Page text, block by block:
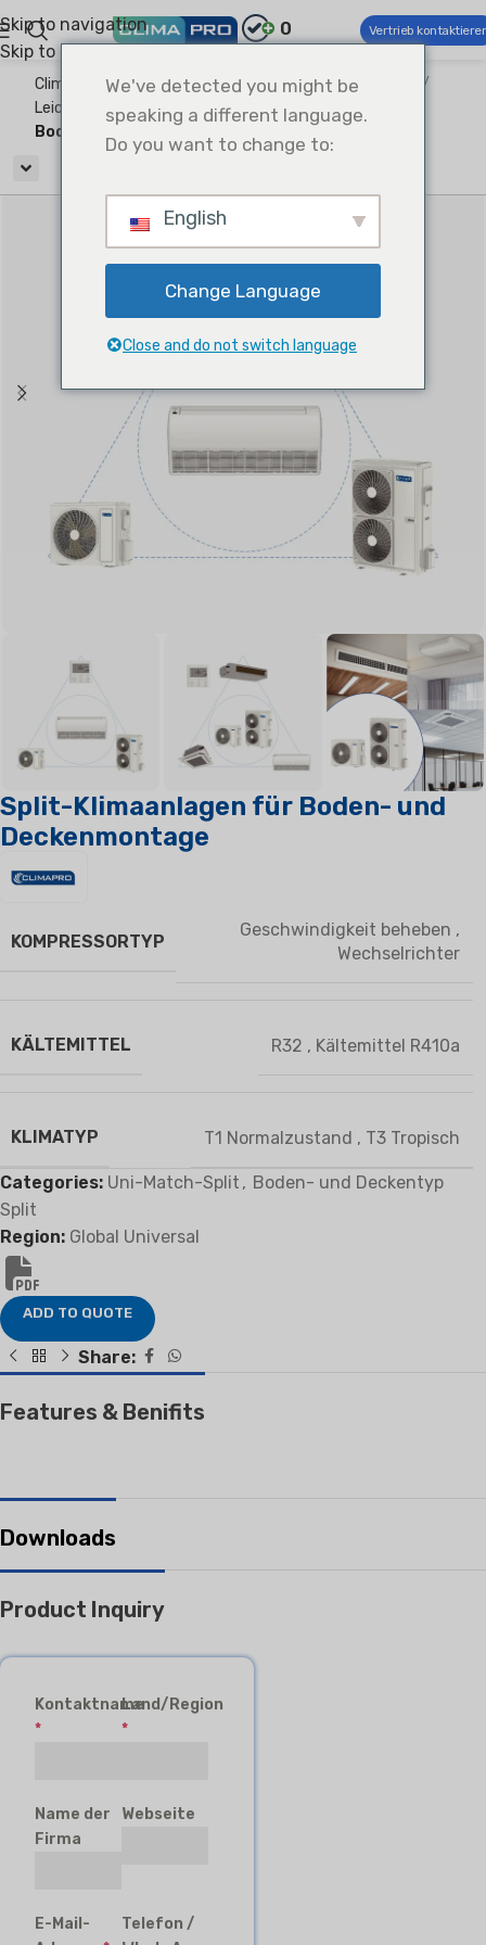
Skip to navigation
Skip to main content
0 Vertrieb
Climapro® Kommerzielle Klima- und Lüftungstechnik
Leichte kommerzielle Klimaanlage
Uni-Match-Split
Boden- und Deckentyp Split
Split-Klimaanlagen für Boden- und
Deckenmontage
KOMPRESSORTYP
Geschwindigkeit beheben ,
Wechselrichter
KÄLTEMITTEL R32 , Kältemittel R410a
KLIMATYP T1 Normalzustand , T3 Tropisch
Categories: Uni-Match-Split , Boden- und Deckentyp
Split
Region: Global Universal
ADD TO QUOTE
Share:
Features & Benifits
Downloads
Product Inquiry
Kontaktname
*
Land/Region
*
Name der
Firma
Webseite
E-Mail-
Telefon /
We've detected you might be
speaking a different language.
Do you want to change to:
English
Change Language
Close and do not switch language